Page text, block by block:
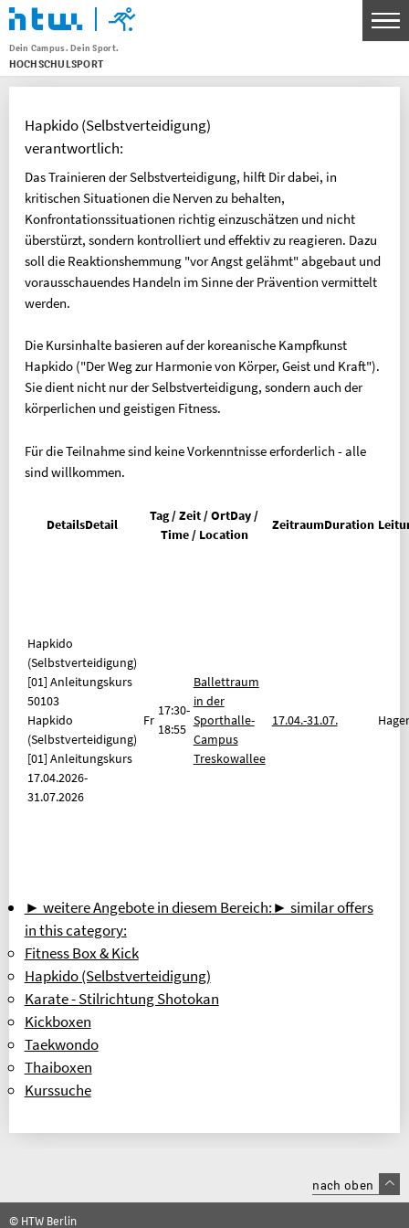
Dein Campus. Dein Sport.
HOCHSCHULSPORT
Menu
Hapkido (Selbstverteidigung)
verantwortlich:
Das Trainieren der Selbstverteidigung, hilft Dir dabei, in
kritischen Situationen die Nerven zu behalten,
Konfrontationssituationen richtig einzuschätzen und nicht
überstürzt, sondern kontrolliert und effektiv zu reagieren. Dazu
soll die Reaktionshemmung "vor Angst gelähmt" abgebaut und
vorausschauendes Handeln im Sinne der Prävention vermittelt
werden.
Die Kursinhalte basieren auf der koreanische Kampfkunst
Hapkido ("Der Weg zur Harmonie von Körper, Geist und Kraft").
Sie dient nicht nur der Selbstverteidigung, sondern auch der
körperlichen und geistigen Fitness.
Für die Teilnahme sind keine Vorkenntnisse erforderlich - alle
sind willkommen.
DetailsDetail
Tag / Zeit / OrtDay /
Time / Location
ZeitraumDuration
Hapkido
(Selbstverteidigung)
[01] Anleitungskurs
50103
Hapkido
(Selbstverteidigung)
[01] Anleitungskurs
17.04.2026-
31.07.2026
Fr
17:30-
18:55
Ballettraum
in der
Sporthalle-
Campus
Treskowallee
17.04.-31.07.
► weitere Angebote in diesem Bereich:► similar offers
in this category:
Fitness Box & Kick
Hapkido (Selbstverteidigung)
Karate - Stilrichtung Shotokan
Kickboxen
Taekwondo
Thaiboxen
Kurssuche
nach oben
© HTW Berlin
SPORTANGEBOT
UNSERE SPORTSTÄTTEN
SERVICE FÜR KURSLEITENDE
WETTKAMPF- UND SPITZENSPORT
KONTAKT
HTW Berlin Hochschulsport
IBAN: DE30 1005 0000 0191 3783 80
BIC: BELADEBEXXX
Geldinstitut: Berliner Sparkasse
PARTNER
ALLGEMEINER DEUTSCHER
HOCHSCHULSPORTVERBAND
BELIEBTE SEITEN
SPORTKURSE NACH ALPHABET
SPORTKURSE NACH KATEGORIEN